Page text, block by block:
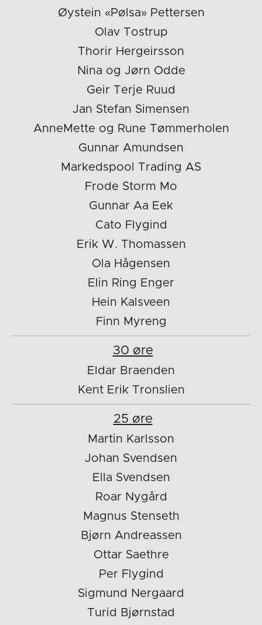
Øystein «Pølsa» Pettersen
Olav Tostrup
Thorir Hergeirsson
Nina og Jørn Odde
Geir Terje Ruud
Jan Stefan Simensen
AnneMette og Rune Tømmerholen
Gunnar Amundsen
Markedspool Trading AS
Frode Storm Mo
Gunnar Aa Eek
Cato Flygind
Erik W. Thomassen
Ola Hågensen
Elin Ring Enger
Hein Kalsveen
Finn Myreng
30 øre
Eldar Braenden
Kent Erik Tronslien
25 øre
Martin Karlsson
Johan Svendsen
Ella Svendsen
Roar Nygård
Magnus Stenseth
Bjørn Andreassen
Ottar Saethre
Per Flygind
Sigmund Nergaard
Turid Bjørnstad